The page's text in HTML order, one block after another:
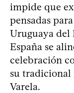
impide que
pensadas
Uruguaya del
España se
celebración
su tradicional
Varela.